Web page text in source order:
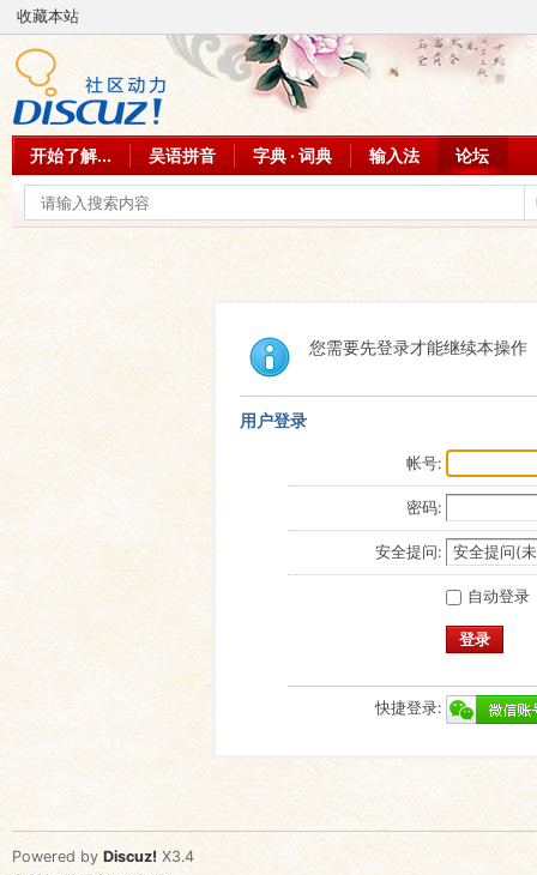
收藏本站
开始了解... 吴语拼音 字典 · 词典 输入法 论坛
您需要先登录才能继续本操作
用户登录
帐号:
密码:
安全提问:
自动登录
登录
快捷登录:
Powered by Discuz! X3.4